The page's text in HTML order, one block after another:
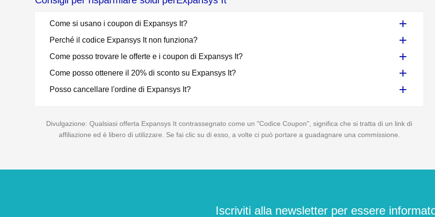
Come si usano i coupon di Expansys It?
Perché il codice Expansys It non funziona?
Come posso trovare le offerte e i coupon di Expansys It?
Come posso ottenere il 20% di sconto su Expansys It?
Posso cancellare l'ordine di Expansys It?
Divulgazione: Qualsiasi offerta Expansys It contrassegnato come un "Codice Coupon", significa che si tratta di un link di
affiliazione ed è libero di utilizzare. Se fai clic su di esso, a volte ci può portare a guadagnare una commissione.
Iscriviti alla newsletter per essere